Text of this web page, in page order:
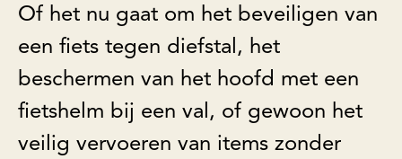
Of het nu gaat om het beveiligen van
een fiets tegen diefstal, het
beschermen van het hoofd met een
fietshelm bij een val, of gewoon het
veilig vervoeren van items zonder